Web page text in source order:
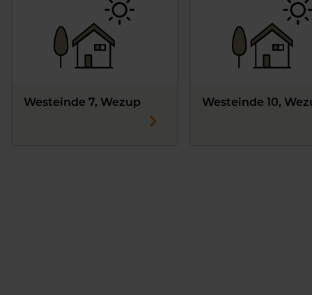
Westeinde 7, Wezup Westeinde 10,